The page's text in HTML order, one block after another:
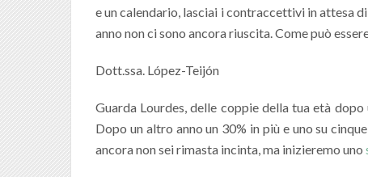
e un calendario, lasciai i contraccettivi in attesa
anno non ci sono ancora riuscita. Come può
Dott.ssa. López-Teijón
Guarda Lourdes, delle coppie della tua età
Dopo un altro anno un 30% in più e uno su
ancora non sei rimasta incinta, ma inizieremo uno